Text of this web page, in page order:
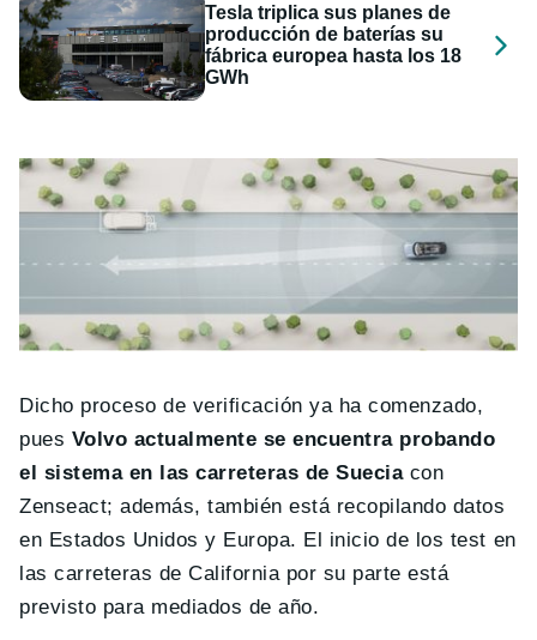
Tesla triplica sus planes de
producción de baterías su
fábrica europea hasta los 18
GWh
Dicho proceso de verificación ya ha comenzado,
pues Volvo actualmente se encuentra probando
el sistema en las carreteras de Sueciacon
Zenseact; además, también está recopilando datos
en Estados Unidos y Europa. El inicio de los test en
las carreteras de California por su parte está
previsto para mediados de año.